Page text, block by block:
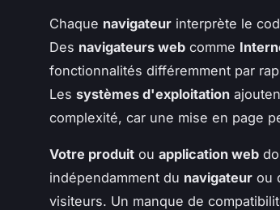
Chaque navigateur interprète le
Des navigateurs web comme
fonctionnalités différemment par
Les systèmes d'exploitation
complexité, car une mise en page
Votre produit ou application web
indépendamment du navigateur ou
visiteurs. Un manque de